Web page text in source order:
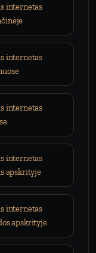
internetas
internetas
internetas
internetas
apskrityje
internetas
apskrityje